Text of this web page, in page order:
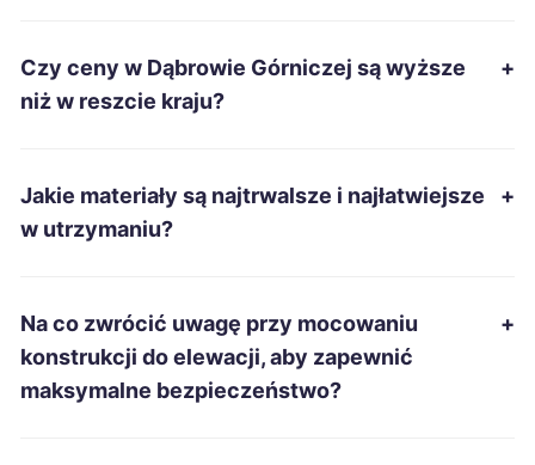
Tomaszów Mazowiecki
Suwałki
Łomża
Czy ceny w Dąbrowie Górniczej są wyższe
niż w reszcie kraju?
+
Jakie materiały są najtrwalsze i najłatwiejsze
w utrzymaniu?
+
Na co zwrócić uwagę przy mocowaniu
konstrukcji do elewacji, aby zapewnić
maksymalne bezpieczeństwo?
+